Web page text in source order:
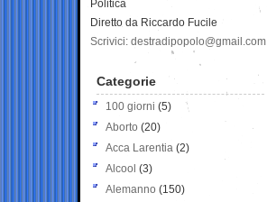
Politica
Diretto da Riccardo Fucile
Scrivici: destradipopolo@gmail.com
Categorie
100 giorni (5)
Aborto (20)
Acca Larentia (2)
Alcool (3)
Alemanno (150)